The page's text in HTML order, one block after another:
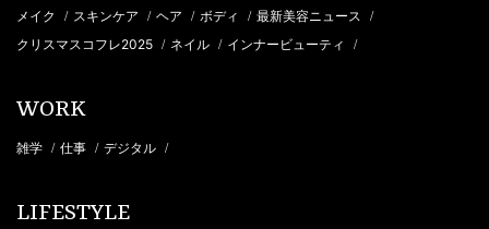
メイク / スキンケア / ヘア / ボディ / 最新美容ニュース /
クリスマスコフレ2025 / ネイル / インナービューティ /
WORK
雑学 / 仕事 / デジタル /
LIFESTYLE